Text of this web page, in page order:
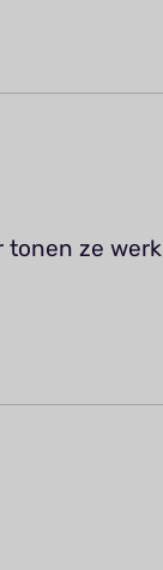
tonen ze werk